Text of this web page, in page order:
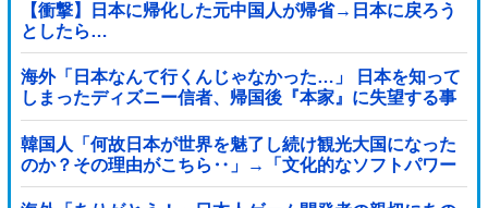
【衝撃】日本に帰化した元中国人が帰省→日本に戻ろう
としたら…
海外「日本なんて行くんじゃなかった…」 日本を知って
しまったディズニー信者、帰国後『本家』に失望する事
態に
韓国人「何故日本が世界を魅了し続け観光大国になった
のか？その理由がこちら‥」→「文化的なソフトパワー
が凄い」